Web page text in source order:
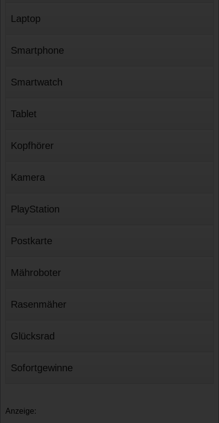
Laptop
Smartphone
Smartwatch
Tablet
Kopfhörer
Kamera
PlayStation
Postkarte
Mähroboter
Rasenmäher
Glücksrad
Sofortgewinne
Anzeige: